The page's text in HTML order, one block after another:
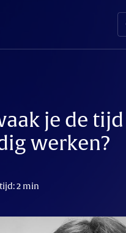
je de
werken?
2 min